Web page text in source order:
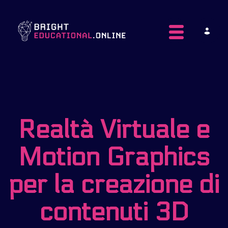
Toggle
Realtà Virtuale e
Motion Graphics
per la creazione di
contenuti 3D